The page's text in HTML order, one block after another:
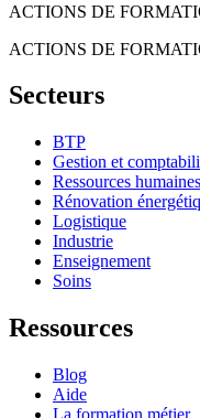
ACTIONS DE
ACTIONS DE
Secteurs
BTP
Gestion et
Ressources humaines
Rénovation
Logistique
Industrie
Enseignement
Soins
Ressources
Blog
Aide